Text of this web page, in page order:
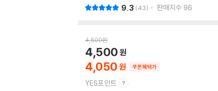
9.3 43 판매지수 96
4,500원
4,050
4,500
쿠폰혜택가
YES포인트